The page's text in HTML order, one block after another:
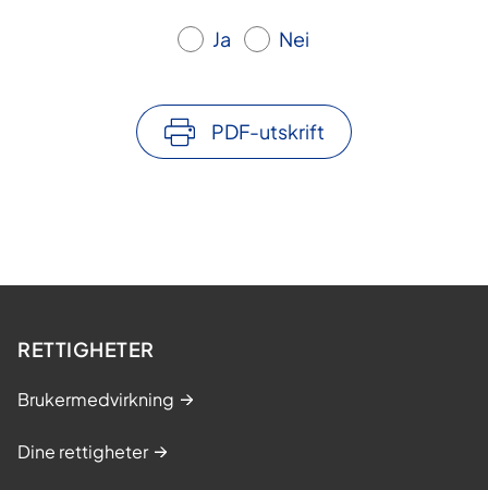
Ja Nei
PDF-utskrift
RETTIGHETER
Brukermedvirkning
Dine rettigheter